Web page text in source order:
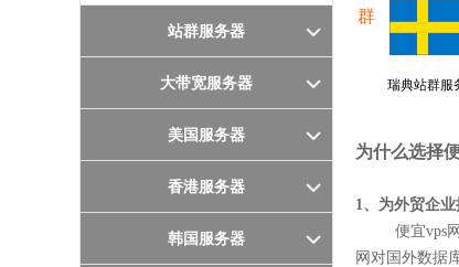
站群服务器
大带宽服务器
美国服务器
香港服务器
韩国服务器
群
瑞典站群服
为什么选择
1、为外贸企业
便宜vps网在
网对国外数据